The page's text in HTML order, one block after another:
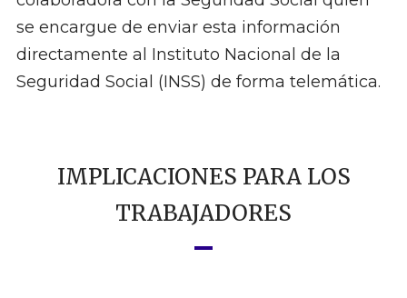
se encargue de enviar esta información
directamente al Instituto Nacional de la
Seguridad Social (INSS) de forma telemática.
IMPLICACIONES PARA LOS
TRABAJADORES